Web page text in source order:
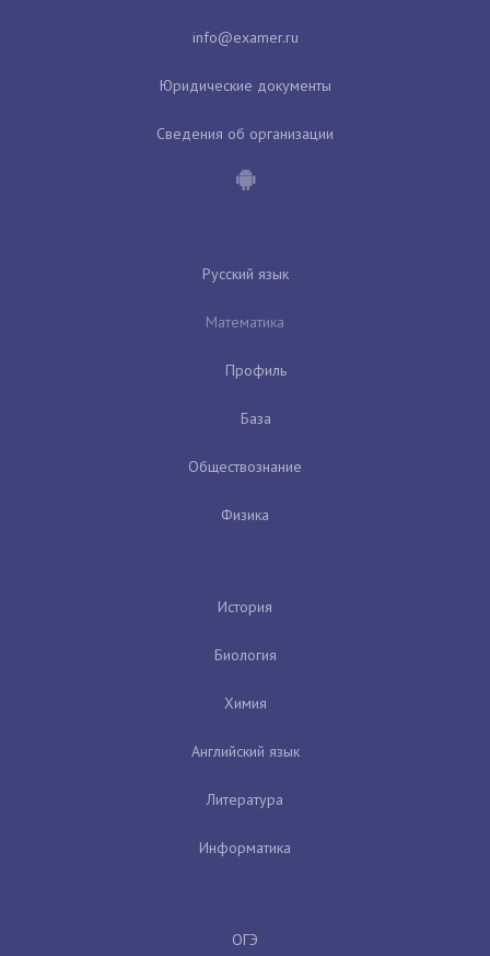
Юридические документы
Сведения об организации
Русский язык
Математика
Профиль
База
Обществознание
Физика
История
Биология
Химия
Английский язык
Литература
Информатика
ОГЭ